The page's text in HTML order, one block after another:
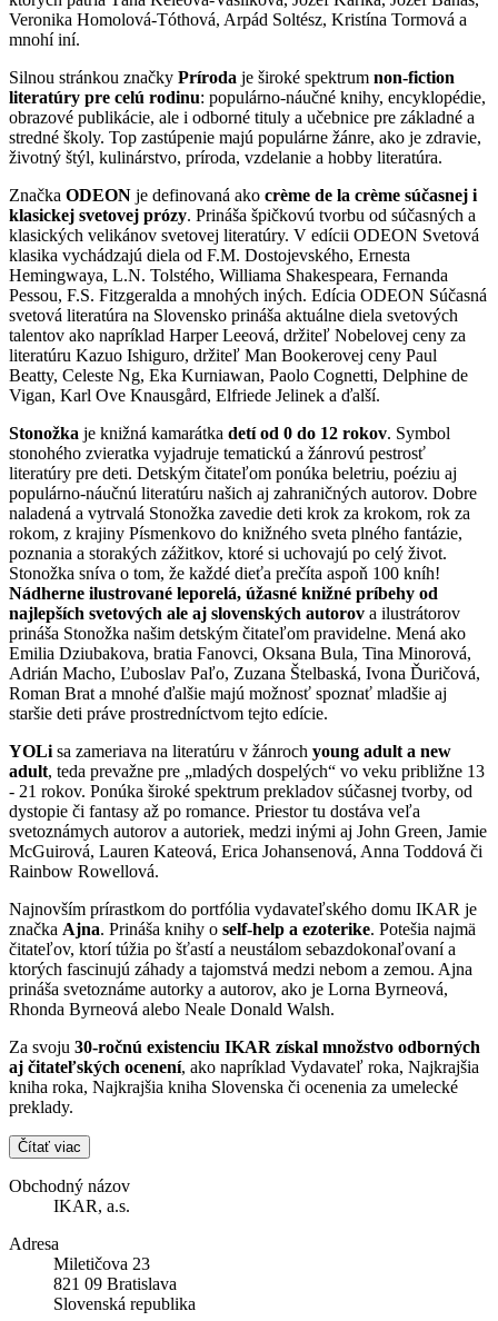
Veronika Homolová-Tóthová, Arpád Soltész, Kristína Tormová a
mnohí iní.
Silnou stránkou značky Príroda je široké spektrum non-fiction
literatúry pre celú rodinu: populárno-náučné knihy, encyklopédie,
obrazové publikácie, ale i odborné tituly a učebnice pre základné a
stredné školy. Top zastúpenie majú populárne žánre, ako je zdravie,
životný štýl, kulinárstvo, príroda, vzdelanie a hobby literatúra.
Značka ODEON je definovaná ako crème de la crème súčasnej i
klasickej svetovej prózy. Prináša špičkovú tvorbu od súčasných a
klasických velikánov svetovej literatúry. V edícii ODEON Svetová
klasika vychádzajú diela od F.M. Dostojevského, Ernesta
Hemingwaya, L.N. Tolstého, Williama Shakespeara, Fernanda
Pessou, F.S. Fitzgeralda a mnohých iných. Edícia ODEON Súčasná
svetová literatúra na Slovensko prináša aktuálne diela svetových
talentov ako napríklad Harper Leeová, držiteľ Nobelovej ceny za
literatúru Kazuo Ishiguro, držiteľ Man Bookerovej ceny Paul
Beatty, Celeste Ng, Eka Kurniawan, Paolo Cognetti, Delphine de
Vigan, Karl Ove Knausgård, Elfriede Jelinek a ďalší.
Stonožka je knižná kamarátka detí od 0 do 12 rokov. Symbol
stonohého zvieratka vyjadruje tematickú a žánrovú pestrosť
literatúry pre deti. Detským čitateľom ponúka beletriu, poéziu aj
populárno-náučnú literatúru našich aj zahraničných autorov. Dobre
naladená a vytrvalá Stonožka zavedie deti krok za krokom, rok za
rokom, z krajiny Písmenkovo do knižného sveta plného fantázie,
poznania a storakých zážitkov, ktoré si uchovajú po celý život.
Stonožka sníva o tom, že každé dieťa prečíta aspoň 100 kníh!
Nádherne ilustrované leporelá, úžasné knižné príbehy od
najlepších svetových ale aj slovenských autorov a ilustrátorov
prináša Stonožka našim detským čitateľom pravidelne. Mená ako
Emilia Dziubakova, bratia Fanovci, Oksana Bula, Tina Minorová,
Adrián Macho, Ľuboslav Paľo, Zuzana Štelbaská, Ivona Ďuričová,
Roman Brat a mnohé ďalšie majú možnosť spoznať mladšie aj
staršie deti práve prostredníctvom tejto edície.
YOLi sa zameriava na literatúru v žánroch young adult a new
adult, teda prevažne pre „mladých dospelých“ vo veku približne 13
- 21 rokov. Ponúka široké spektrum prekladov súčasnej tvorby, od
dystopie či fantasy až po romance. Priestor tu dostáva veľa
svetoznámych autorov a autoriek, medzi inými aj John Green, Jamie
McGuirová, Lauren Kateová, Erica Johansenová, Anna Toddová či
Rainbow Rowellová.
Najnovším prírastkom do portfólia vydavateľského domu IKAR je
značka Ajna. Prináša knihy o self-help a ezoterike. Potešia najmä
čitateľov, ktorí túžia po šťastí a neustálom sebazdokonaľovaní a
ktorých fascinujú záhady a tajomstvá medzi nebom a zemou. Ajna
prináša svetoznáme autorky a autorov, ako je Lorna Byrneová,
Rhonda Byrneová alebo Neale Donald Walsh.
Za svoju 30-ročnú existenciu IKAR získal množstvo odborných
aj čitateľských ocenení, ako napríklad Vydavateľ roka, Najkrajšia
kniha roka, Najkrajšia kniha Slovenska či ocenenia za umelecké
preklady.
Čítať viac
Obchodný názov
IKAR, a.s.
Adresa
Miletičova 23
821 09 Bratislava
Slovenská republika